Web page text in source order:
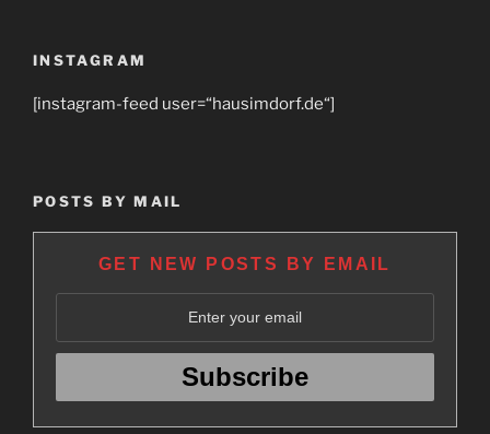
INSTAGRAM
[instagram-feed user=“hausimdorf.de“]
POSTS BY MAIL
GET NEW POSTS BY EMAIL